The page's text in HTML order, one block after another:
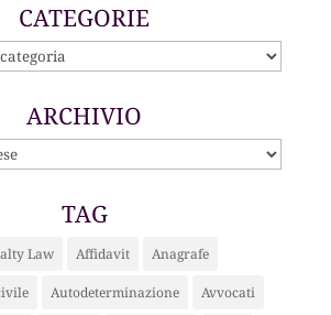
CATEGORIE
ARCHIVIO
TAG
Law Affidavit Anagrafe
Autodeterminazione Avvocati